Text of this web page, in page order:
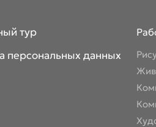
тур
персональных данных